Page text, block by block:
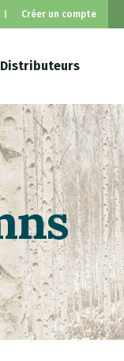
Créer un compte
Distributeurs